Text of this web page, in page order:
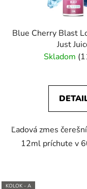
k
Blue Cherry Blast
Just
Skladom
Ľadová zmes
12ml príchute v
KOLOK - A